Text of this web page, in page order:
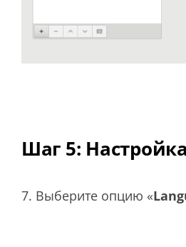
Шаг 5:
7. Выберите опцию «